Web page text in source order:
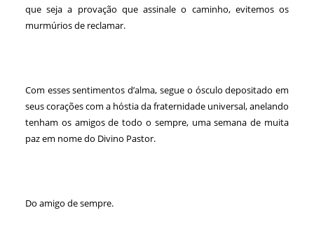
que seja a provação que assinale o caminho, evitemos os
murmúrios de reclamar.
Com esses sentimentos d’alma, segue o ósculo depositado em
seus corações com a hóstia da fraternidade universal, anelando
tenham os amigos de todo o sempre, uma semana de muita
paz em nome do Divino Pastor.
Do amigo de sempre.